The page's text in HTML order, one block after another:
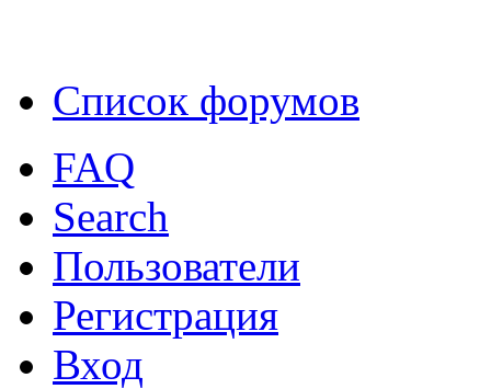
Список форумов
FAQ
Search
Пользователи
Регистрация
Вход